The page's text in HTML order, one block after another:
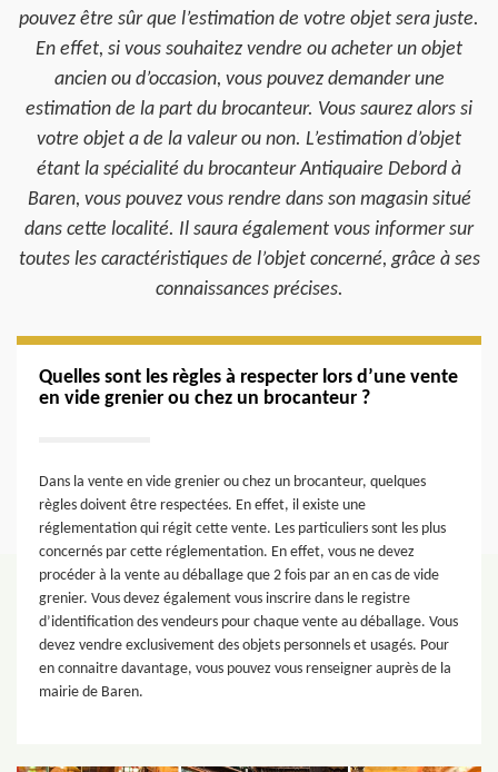
pouvez être sûr que l’estimation de votre objet sera juste.
En effet, si vous souhaitez vendre ou acheter un objet
ancien ou d’occasion, vous pouvez demander une
estimation de la part du brocanteur. Vous saurez alors si
votre objet a de la valeur ou non. L’estimation d’objet
étant la spécialité du brocanteur Antiquaire Debord à
Baren, vous pouvez vous rendre dans son magasin situé
dans cette localité. Il saura également vous informer sur
toutes les caractéristiques de l’objet concerné, grâce à ses
connaissances précises.
Quelles sont les règles à respecter lors d’une vente
en vide grenier ou chez un brocanteur ?
Dans la vente en vide grenier ou chez un brocanteur, quelques
règles doivent être respectées. En effet, il existe une
réglementation qui régit cette vente. Les particuliers sont les plus
concernés par cette réglementation. En effet, vous ne devez
procéder à la vente au déballage que 2 fois par an en cas de vide
grenier. Vous devez également vous inscrire dans le registre
d’identification des vendeurs pour chaque vente au déballage. Vous
devez vendre exclusivement des objets personnels et usagés. Pour
en connaitre davantage, vous pouvez vous renseigner auprès de la
mairie de Baren.